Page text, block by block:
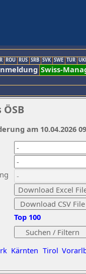
ROU RUS SRB SVK SWE TUR
Swiss-
Kärnten Tirol
Top 100
am 10.04.2026